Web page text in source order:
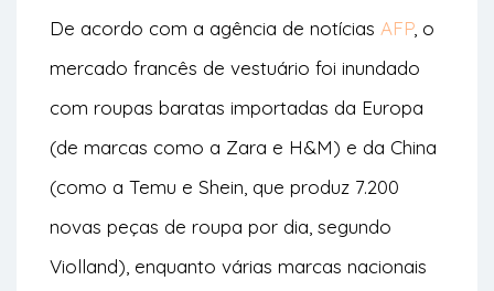
De acordo com a agência de notícias AFP, o
mercado francês de vestuário foi inundado
com roupas baratas importadas da Europa
(de marcas como a Zara e H&M) e da China
(como a Temu e Shein, que produz 7.200
novas peças de roupa por dia, segundo
Violland), enquanto várias marcas nacionais